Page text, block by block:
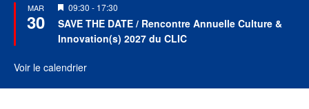
MAR
30
Mis
en
avant
09:30 - 17:30
SAVE THE DATE / Rencontre Annuelle Culture &
Innovation(s) 2027 du CLIC
Voir le calendrier